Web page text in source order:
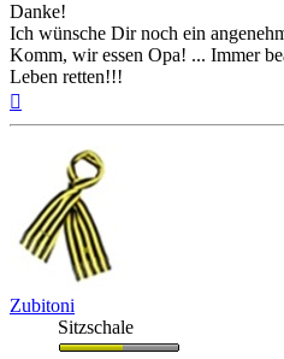
Danke!
Ich wünsche Dir noch ein
Komm, wir essen Opa! ... Immer
Leben retten!!!
Zubitoni
Sitzschale